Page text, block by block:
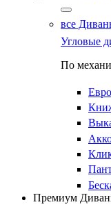
все
Угловые
По
Премиум